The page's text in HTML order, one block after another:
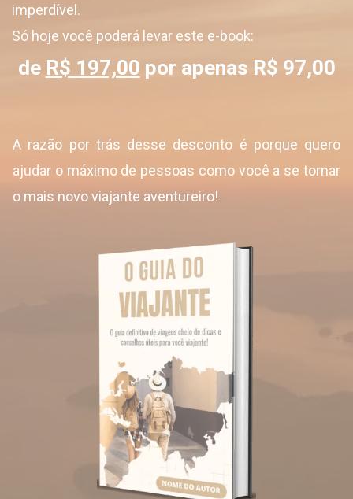
imperdível.
Só hoje você poderá levar este e-book:
de R$ 197,00 por apenas R$ 97,00
A razão por trás desse desconto é porque quero
ajudar o máximo de pessoas como você a se tornar
o mais novo viajante aventureiro!